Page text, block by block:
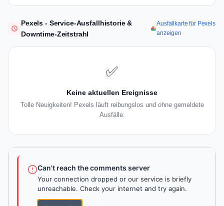
Pexels - Service-Ausfallhistorie &
Downtime-Zeitstrahl
Ausfallkarte für Pexels
anzeigen
✅
Keine aktuellen Ereignisse
Tolle Neuigkeiten! Pexels läuft reibungslos und ohne gemeldete
Ausfälle.
Can't reach the comments server
Your connection dropped or our service is briefly
unreachable. Check your internet and try again.